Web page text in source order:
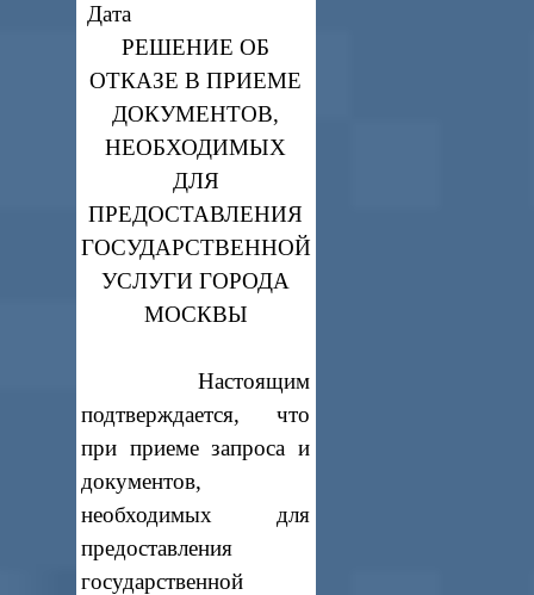
Дата
РЕШЕНИЕ ОБ
ОТКАЗЕ В ПРИЕМЕ
ДОКУМЕНТОВ,
НЕОБХОДИМЫХ
ДЛЯ
ПРЕДОСТАВЛЕНИЯ
ГОСУДАРСТВЕННОЙ
УСЛУГИ ГОРОДА
МОСКВЫ
Настоящим
подтверждается, что
при приеме запроса и
документов,
необходимых для
предоставления
государственной